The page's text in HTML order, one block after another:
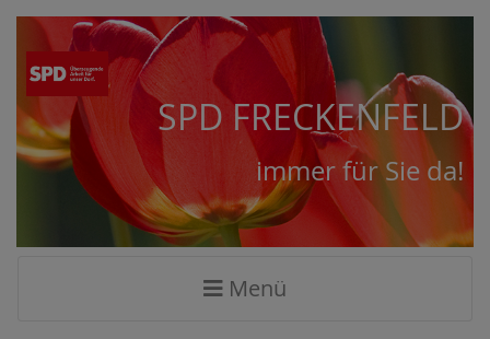
SPD FRECKENFELD
immer für Sie da!
Menü